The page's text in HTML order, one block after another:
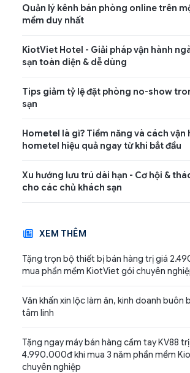
Quản lý kênh bán phòng online trên
mềm duy nhất
KiotViet Hotel - Giải pháp vận hành
sạn toàn diện & dễ dùng
Tips giảm tỷ lệ đặt phòng no-show
sạn
Hometel là gì? Tiềm năng và cách vận
hometel hiệu quả ngay từ khi bắt đầu
Xu hướng lưu trú dài hạn - Cơ hội &
cho các chủ khách sạn
XEM THÊM
Tặng trọn bộ thiết bị bán hàng trị giá
mua phần mềm KiotViet gói chuyên
Văn khấn xin lộc làm ăn, kinh doanh buôn
tâm linh
Tặng ngay máy bán hàng cầm tay KV88
4.990.000đ khi mua 3 năm phần mềm
chuyên nghiệp